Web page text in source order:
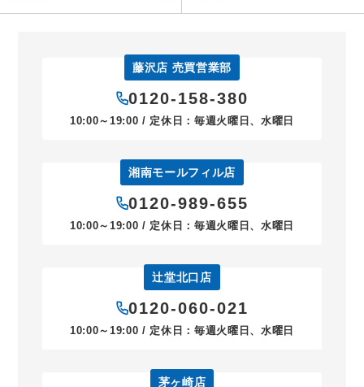
藤沢店 売買営業部
0120-158-380
10:00～19:00 / 定休日：毎週火曜日、水曜日
湘南モールフィル店
0120-989-655
10:00～19:00 / 定休日：毎週火曜日、水曜日
辻堂北口店
0120-060-021
10:00～19:00 / 定休日：毎週火曜日、水曜日
茅ヶ崎店